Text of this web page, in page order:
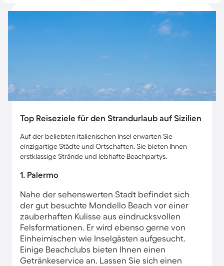
Top Reiseziele für den Strandurlaub auf Sizilien
Auf der beliebten italienischen Insel erwarten Sie
einzigartige Städte und Ortschaften. Sie bieten Ihnen
erstklassige Strände und lebhafte Beachpartys.
1. Palermo
Nahe der sehenswerten Stadt befindet sich
der gut besuchte Mondello Beach vor einer
zauberhaften Kulisse aus eindrucksvollen
Felsformationen. Er wird ebenso gerne von
Einheimischen wie Inselgästen aufgesucht.
Einige Beachclubs bieten Ihnen einen
Getränkeservice an. Lassen Sie sich einen